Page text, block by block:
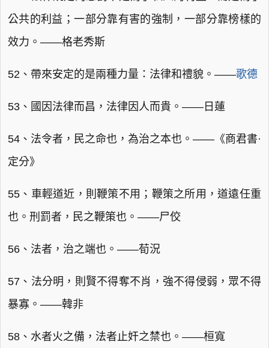
公共的利益；一部分靠有害的強制，一部分靠榜樣的
效力。——格老秀斯
52、帶來安定的是兩種力量：法律和禮貌。——歌德
53、國因法律而昌，法律因人而貴。——日蓮
54、法令者，民之命也，為治之本也。——《商君書·
定分》
55、車輕道近，則鞭策不用；鞭策之所用，道遠任重
也。刑罰者，民之鞭策也。——尸佼
56、法者，治之端也。——荀況
57、法分明，則賢不得奪不肖，強不得侵弱，眾不得
暴寡。——韓非
58、水者火之備，法者止奸之禁也。——桓寬